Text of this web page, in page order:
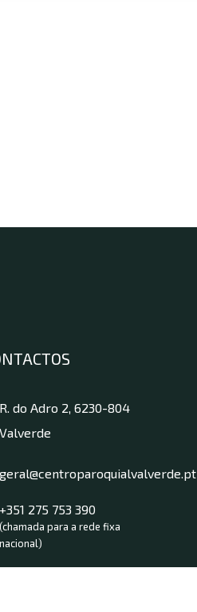
R. do Adro 2, 6230-804
Valverde
geral@centroparoquialvalverde.pt
+351 275 753 390
(chamada para a rede fixa
nacional)